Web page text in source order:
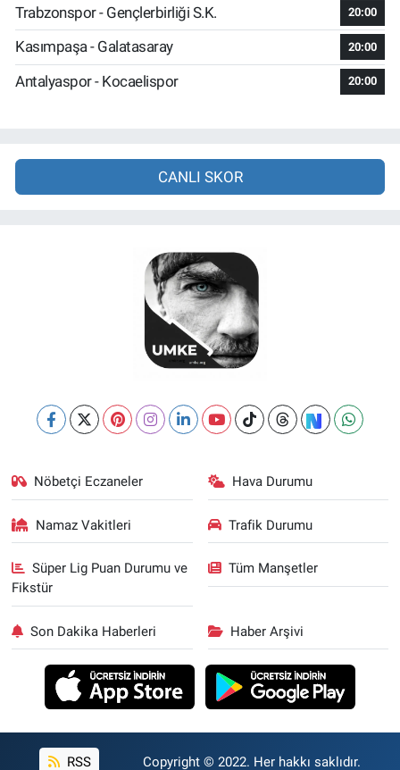
Trabzonspor - Gençlerbirliği S.K. 20:00
Kasımpaşa - Galatasaray 20:00
Antalyaspor - Kocaelispor 20:00
CANLI SKOR
Nöbetçi Eczaneler Hava Durumu
Namaz Vakitleri Trafik Durumu
Süper Lig Puan Durumu ve
Fikstür
Tüm Manşetler
Son Dakika Haberleri Haber Arşivi
RSS Copyright © 2022. Her hakkı saklıdır.